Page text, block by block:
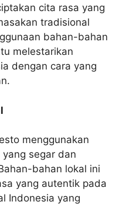
cita rasa yang
tradisional
bahan-bahan
melestarikan
dengan cara yang
menggunakan
segar dan
bahan lokal ini
yang autentik pada
Indonesia yang